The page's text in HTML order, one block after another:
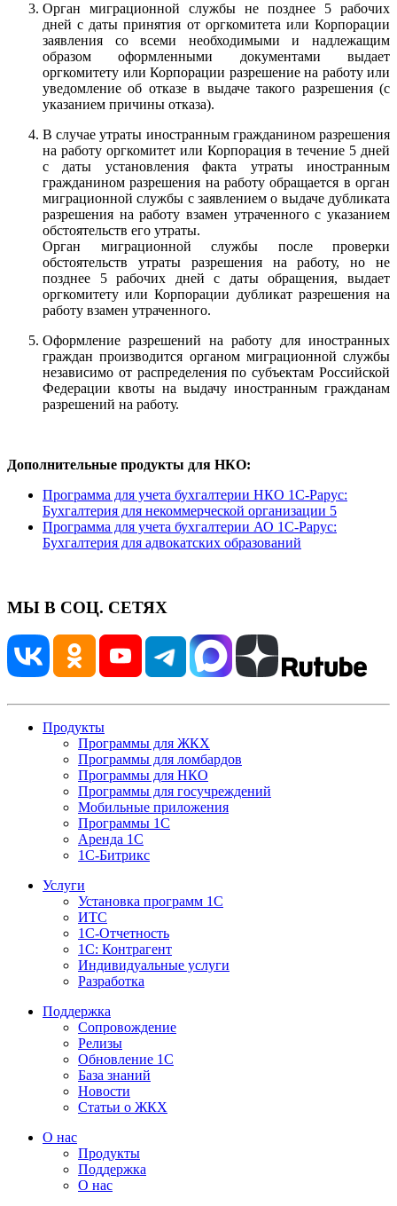
Орган миграционной службы не позднее 5 рабочих
дней с даты принятия от оргкомитета или Корпорации
заявления со всеми необходимыми и надлежащим
образом оформленными документами выдает
оргкомитету или Корпорации разрешение на работу или
уведомление об отказе в выдаче такого разрешения (с
указанием причины отказа).
В случае утраты иностранным гражданином разрешения
на работу оргкомитет или Корпорация в течение 5 дней
с даты установления факта утраты иностранным
гражданином разрешения на работу обращается в орган
миграционной службы с заявлением о выдаче дубликата
разрешения на работу взамен утраченного с указанием
обстоятельств его утраты.
Орган миграционной службы после проверки
обстоятельств утраты разрешения на работу, но не
позднее 5 рабочих дней с даты обращения, выдает
оргкомитету или Корпорации дубликат разрешения на
работу взамен утраченного.
Оформление разрешений на работу для иностранных
граждан производится органом миграционной службы
независимо от распределения по субъектам Российской
Федерации квоты на выдачу иностранным гражданам
разрешений на работу.
Дополнительные продукты для НКО:
Программа для учета бухгалтерии НКО 1С-Рарус:
Бухгалтерия для некоммерческой организации 5
Программа для учета бухгалтерии АО 1С-Рарус:
Бухгалтерия для адвокатских образований
МЫ В СОЦ. СЕТЯХ
Продукты
Программы для ЖКХ
Программы для ломбардов
Программы для НКО
Программы для госучреждений
Мобильные приложения
Программы 1С
Аренда 1С
1С-Битрикс
Услуги
Установка программ 1С
ИТС
1С-Отчетность
1С: Контрагент
Индивидуальные услуги
Разработка
Поддержка
Сопровождение
Релизы
Обновление 1С
База знаний
Новости
Статьи о ЖКХ
О нас
Продукты
Поддержка
О нас